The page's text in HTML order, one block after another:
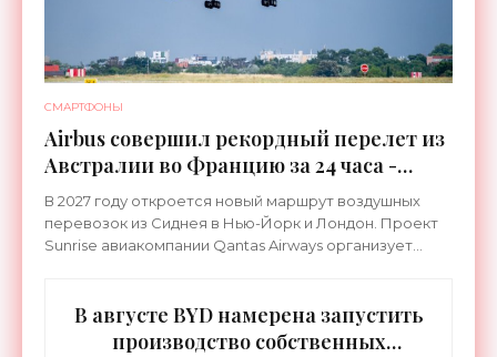
СМАРТФОНЫ
Airbus совершил рекордный перелет из
Австралии во Францию за 24 часа -
«Техника»
В 2027 году откроется новый маршрут воздушных
перевозок из Сиднея в Нью-Йорк и Лондон. Проект
Sunrise авиакомпании Qantas Airways организует
В августе BYD намерена запустить
производство собственных